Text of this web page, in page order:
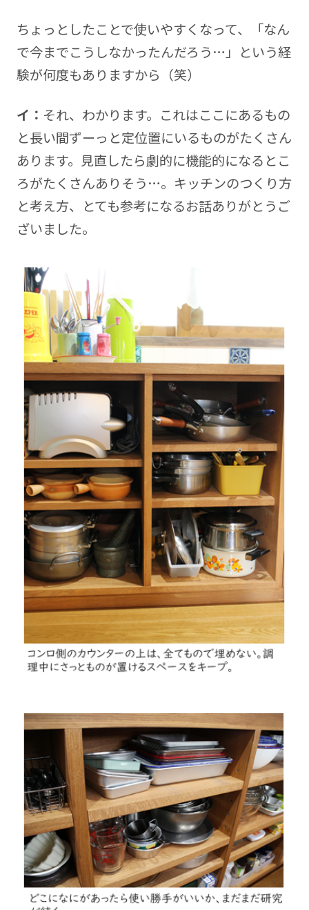
ちょっとしたことで使いやすくなって、「なん
で今までこうしなかったんだろう…」という経
験が何度もありますから（笑）
イ： それ、わかります。これはここにあるもの
と長い間ずーっと定位置にいるものがたくさん
あります。見直したら劇的に機能的になるとこ
ろがたくさんありそう…。キッチンのつくり方
と考え方、とても参考になるお話ありがとうご
ざいました。